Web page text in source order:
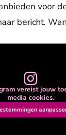
voor
bericht.
vereist jouw
media cookies.